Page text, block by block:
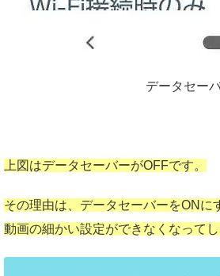
データセー
上図はデータセーバーがOFFです。
その理由は、 データセーバーをONに
動画の細かい設定ができなくなってし